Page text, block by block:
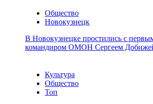
Общество
Новокузнецк
В Новокузнецке простились с
командиром ОМОН Сергеем
Культура
Общество
Топ